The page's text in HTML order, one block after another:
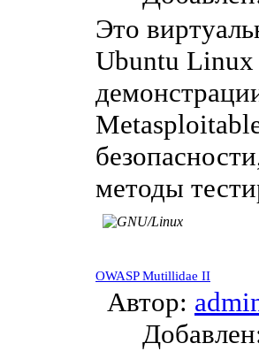
Это
Ubuntu Linux
методы
OWASP Mutillidae II
Автор: